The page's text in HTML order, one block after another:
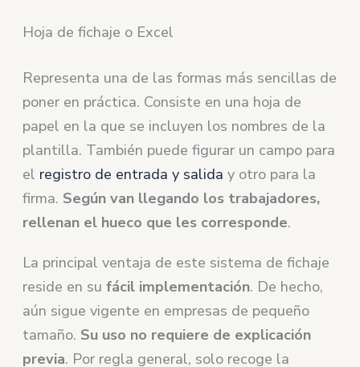
Hoja de fichaje o Excel
Representa una de las formas más sencillas de
poner en práctica. Consiste en una hoja de
papel en la que se incluyen los nombres de la
plantilla. También puede figurar un campo para
el registro de entrada y salida y otro para la
firma. Según van llegando los trabajadores,
rellenan el hueco que les corresponde.
La principal ventaja de este sistema de fichaje
reside en sufácil implementación. De hecho,
aún sigue vigente en empresas de pequeño
tamaño. Su uso no requiere de explicación
previa. Por regla general, solo recoge la